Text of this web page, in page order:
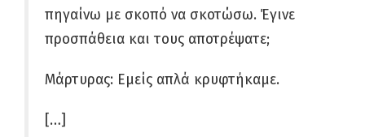
πηγαίνω με σκοπό να σκοτώσω. Έγινε
προσπάθεια και τους αποτρέψατε;
Μάρτυρας: Εμείς απλά κρυφτήκαμε.
[…]